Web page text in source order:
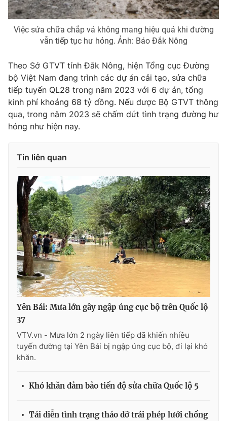
Ðiện thoại Thời báo VTV:024.66 897 897
Email:toasoan@vtv.vn
Liên hệ quảng cáo:024-7300.7108
® Cấm sao chép dưới mọi hình thức nếu không có sự chấp
thuận bằng văn bản. Ghi rõ nguồn VTV.vn khi phát hành lại
thông tin từ website này.
Việc sửa chữa chắp vá không mang hiệu quả khi đường
vẫn tiếp tục hư hỏng. Ảnh: Báo Đắk Nông
Theo Sở GTVT tỉnh Đắk Nông, hiện Tổng cục Đường
bộ Việt Nam đang trình các dự án cải tạo, sửa chữa
tiếp tuyến QL28 trong năm 2023 với 6 dự án, tổng
kinh phí khoảng 68 tỷ đồng. Nếu được Bộ GTVT thông
qua, trong năm 2023 sẽ chấm dứt tình trạng đường hư
hỏng như hiện nay.
Tin liên quan
Yên Bái: Mưa lớn gây ngập úng cục bộ trên Quốc lộ
37
VTV.vn - Mưa lớn 2 ngày liên tiếp đã khiến nhiều
tuyến đường tại Yên Bái bị ngập úng cục bộ, đi lại khó
khăn.
Khó khăn đảm bảo tiến độ sửa chữa Quốc lộ 5
Tái diễn tình trạng tháo dỡ trái phép lưới chống